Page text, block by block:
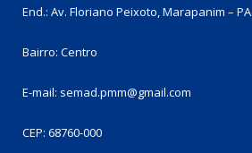
End.: Av. Floriano Peixoto, Marapanim – PA
Bairro: Centro
E-mail: semad.pmm@gmail.com
CEP: 68760-000